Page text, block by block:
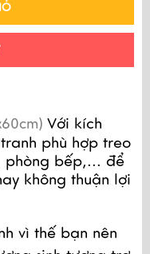
Với kích
phù hợp treo
phòng bếp,... để
không thuận lợi
vì thế bạn nên